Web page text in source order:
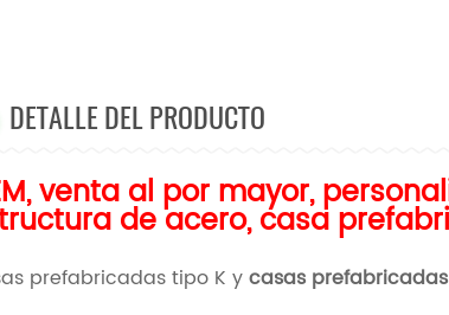
DETALLE DEL PRODUCTO
venta al por mayor,
de acero, casa
prefabricadas tipo K ycasas prefabricadas